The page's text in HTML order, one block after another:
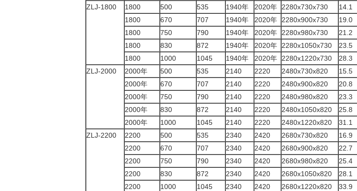
ZLJ-1800
1800 500 535 1940年 2020年 2280x730x730 14.1
1800
670 707 1940年 2020年 2280x900x730 19.0
1800
750 790 1940年 2020年 2280x980x730 21.2
1800
830 872 1940年 2020年 2280x1050x730 23.5
1800
1000 1045 1940年 2020年 2280x1220x730 28.3
ZLJ-2000
2000年 500 535 2140 2220 2480x730x820 15.5
2000年
670 707 2140 2220 2480x900x820 20.8
2000年
750 790 2140 2220 2480x980x820 23.3
2000年
830 872 2140 2220 2480x1050x820 25.8
2000年
1000 1045 2140 2220 2480x1220x820 31.1
ZLJ-2200
2200 500 535 2340 2420 2680x730x820 16.9
2200
670 707 2340 2420 2680x900x820 22.7
2200
750 790 2340 2420 2680x980x820 25.4
2200
830 872 2340 2420 2680x1050x820 28.1
2200
1000 1045 2340 2420 2680x1220x820 33.9